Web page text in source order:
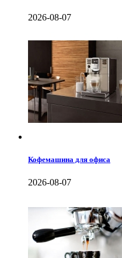
2026-08-07
Кофемашина для офиса
2026-08-07